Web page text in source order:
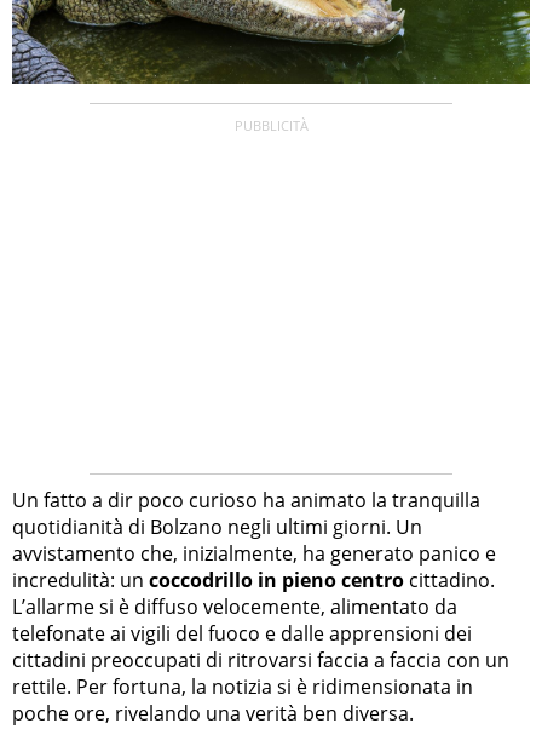
Un fatto a dir poco curioso ha animato la tranquilla
quotidianità di Bolzano negli ultimi giorni. Un
avvistamento che, inizialmente, ha generato panico e
incredulità: un coccodrillo in pieno centro cittadino.
L’allarme si è diffuso velocemente, alimentato da
telefonate ai vigili del fuoco e dalle apprensioni dei
cittadini preoccupati di ritrovarsi faccia a faccia con un
rettile. Per fortuna, la notizia si è ridimensionata in
poche ore, rivelando una verità ben diversa.